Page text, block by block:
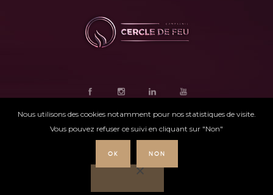
Nous utilisons des cookies notamment pour nos statistiques de visite.
Vous pouvez refuser ce suivi en cliquant sur "Non"
OK NON